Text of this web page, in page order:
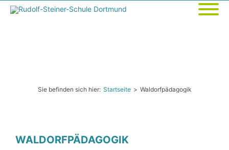
Sie befinden sich hier: Startseite > Waldorfpädagogik
WALDORFPÄDAGOGIK